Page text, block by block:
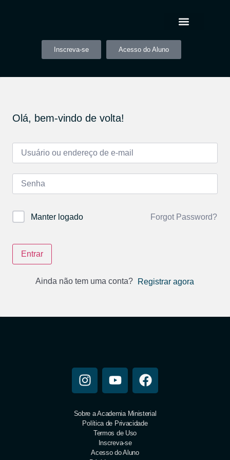
Inscreva-se Acesso do Aluno
Olá, bem-vindo de volta!
Manter logado Forgot Password?
Entrar
Ainda não tem uma conta? Registrar agora
Sobre a Academia Ministerial
Política de Privacidade
Termos de Uso
Inscreva-se
Acesso do Aluno